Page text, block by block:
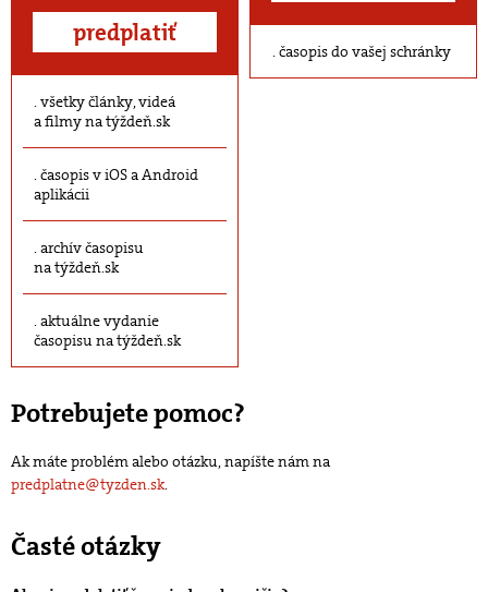
predplatiť
všetky články, videá
a filmy na týždeň.sk
časopis v iOS a Android
aplikácii
archív časopisu
na týždeň.sk
aktuálne vydanie
časopisu na týždeň.sk
časopis do vašej schránky
Potrebujete pomoc?
Ak máte problém alebo otázku, napíšte nám na
predplatne@tyzden.sk.
Časté otázky